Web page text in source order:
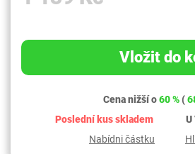
Vložit do
Cena nižší o60 %(
Poslední kus skladem
U
Nabídni částku